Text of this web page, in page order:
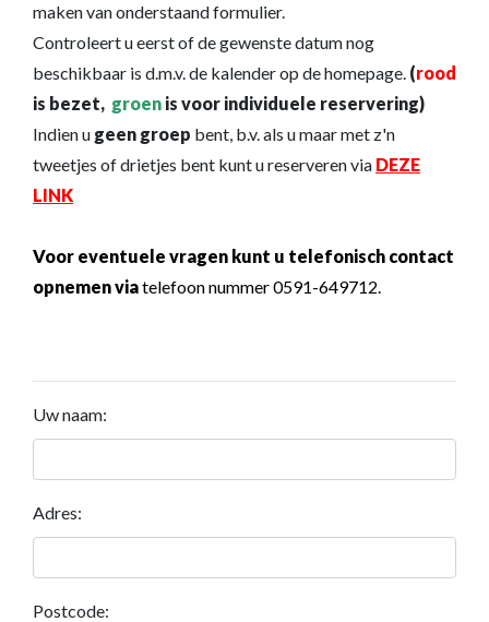
maken van onderstaand formulier.
Controleert u eerst of de gewenste datum nog
beschikbaar is d.m.v. de kalender op de homepage. (rood
is bezet, groen is voor individuele reservering)
Indien u geen groep bent, b.v. als u maar met z'n
tweetjes of drietjes bent kunt u reserveren via DEZE
LINK
Voor eventuele vragen kunt u telefonisch contact
opnemen viatelefoon nummer 0591-649712.
Uw naam:
Adres:
Postcode: